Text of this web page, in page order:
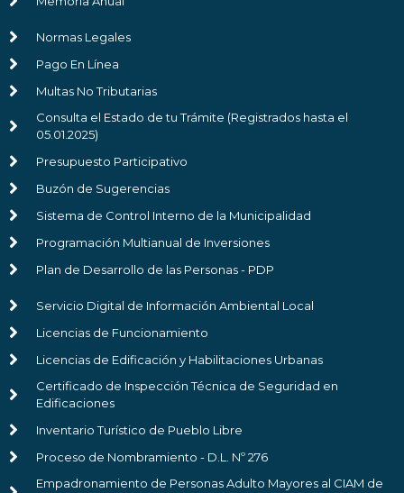
Normas Legales
Pago En Línea
Multas No Tributarias
Consulta el Estado de tu Trámite (Registrados hasta el
05.01.2025)
Presupuesto Participativo
Buzón de Sugerencias
Sistema de Control Interno de la Municipalidad
Programación Multianual de Inversiones
Plan de Desarrollo de las Personas - PDP
Servicio Digital de Información Ambiental Local
Licencias de Funcionamiento
Licencias de Edificación y Habilitaciones Urbanas
Certificado de Inspección Técnica de Seguridad en
Edificaciones
Inventario Turístico de Pueblo Libre
Proceso de Nombramiento - D.L. Nº 276
Empadronamiento de Personas Adulto Mayores al CIAM de